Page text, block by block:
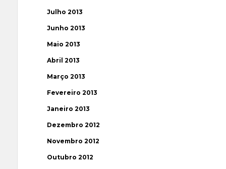
Julho 2013
Junho 2013
Maio 2013
Abril 2013
Março 2013
Fevereiro 2013
Janeiro 2013
Dezembro 2012
Novembro 2012
Outubro 2012